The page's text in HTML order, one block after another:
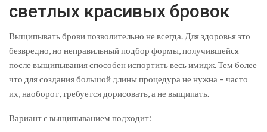
светлых красивых бровок
Выщипывать брови позволительно не всегда. Для здоровья это
безвредно, но неправильный подбор формы, получившейся
после выщипывания способен испортить весь имидж. Тем более
что для создания большой длины процедура не нужна – часто
их, наоборот, требуется дорисовать, а не выщипать.
Вариант с выщипыванием подходит: